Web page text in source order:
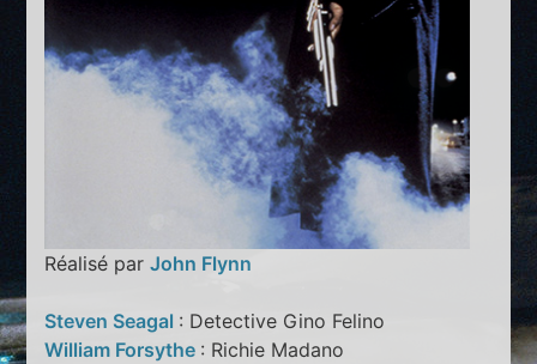
Réalisé parJohn Flynn
Steven Seagal : Detective Gino Felino
William Forsythe : Richie Madano